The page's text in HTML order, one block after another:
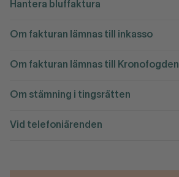
Hantera bluffaktura
Om fakturan lämnas till inkasso
Om fakturan lämnas till Kronofogden
Om stämning i tingsrätten
Vid telefoniärenden